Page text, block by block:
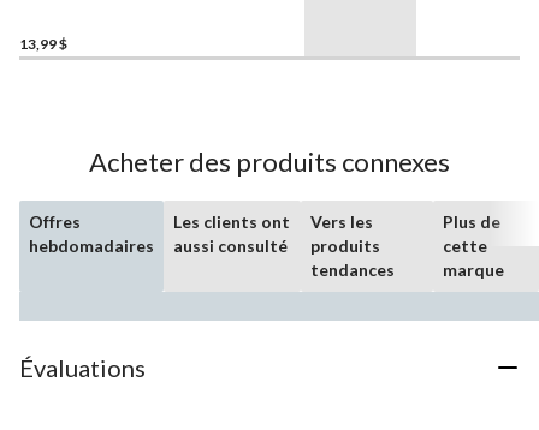
13,99 $
Acheter des produits connexes
Offres
hebdomadaires
Les clients ont
aussi consulté
Vers les
produits
tendances
Plus de
cette
marque
Évaluations